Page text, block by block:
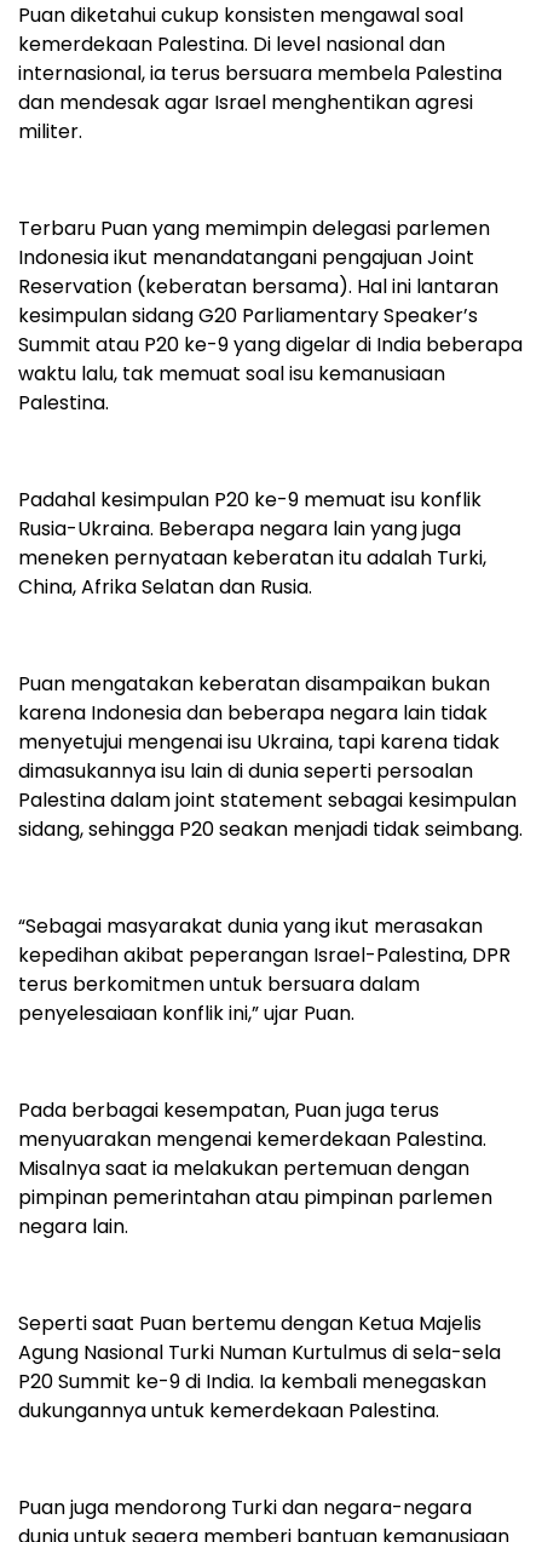
Puan diketahui cukup konsisten mengawal soal
kemerdekaan Palestina. Di level nasional dan
internasional, ia terus bersuara membela Palestina
dan mendesak agar Israel menghentikan agresi
militer.
Terbaru Puan yang memimpin delegasi parlemen
Indonesia ikut menandatangani pengajuan Joint
Reservation (keberatan bersama). Hal ini lantaran
kesimpulan sidang G20 Parliamentary Speaker’s
Summit atau P20 ke-9 yang digelar di India beberapa
waktu lalu, tak memuat soal isu kemanusiaan
Palestina.
Padahal kesimpulan P20 ke-9 memuat isu konflik
Rusia-Ukraina. Beberapa negara lain yang juga
meneken pernyataan keberatan itu adalah Turki,
China, Afrika Selatan dan Rusia.
Puan mengatakan keberatan disampaikan bukan
karena Indonesia dan beberapa negara lain tidak
menyetujui mengenai isu Ukraina, tapi karena tidak
dimasukannya isu lain di dunia seperti persoalan
Palestina dalam joint statement sebagai kesimpulan
sidang, sehingga P20 seakan menjadi tidak seimbang.
“Sebagai masyarakat dunia yang ikut merasakan
kepedihan akibat peperangan Israel-Palestina, DPR
terus berkomitmen untuk bersuara dalam
penyelesaiaan konflik ini,” ujar Puan.
Pada berbagai kesempatan, Puan juga terus
menyuarakan mengenai kemerdekaan Palestina.
Misalnya saat ia melakukan pertemuan dengan
pimpinan pemerintahan atau pimpinan parlemen
negara lain.
Seperti saat Puan bertemu dengan Ketua Majelis
Agung Nasional Turki Numan Kurtulmus di sela-sela
P20 Summit ke-9 di India. Ia kembali menegaskan
dukungannya untuk kemerdekaan Palestina.
Puan juga mendorong Turki dan negara-negara